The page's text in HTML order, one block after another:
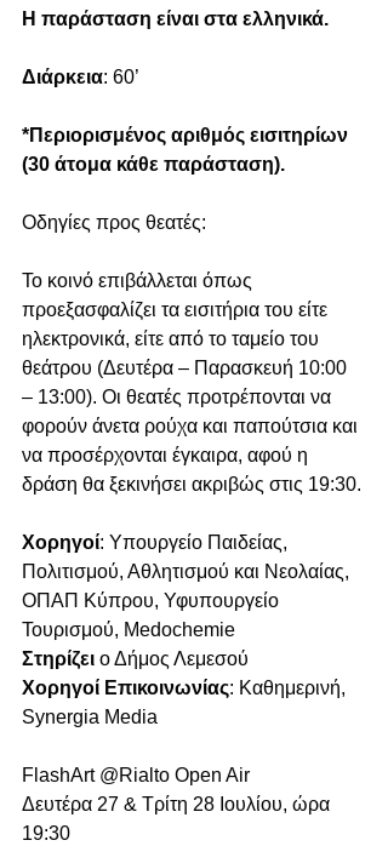
Η παράσταση είναι στα ελληνικά.
Διάρκεια: 60’
*Περιορισμένος αριθμός εισιτηρίων
(30 άτομα κάθε παράσταση).
Οδηγίες προς θεατές:
Το κοινό επιβάλλεται όπως
προεξασφαλίζει τα εισιτήρια του είτε
ηλεκτρονικά, είτε από το ταμείο του
θεάτρου (Δευτέρα – Παρασκευή 10:00
– 13:00). Οι θεατές προτρέπονται να
φορούν άνετα ρούχα και παπούτσια και
να προσέρχονται έγκαιρα, αφού η
δράση θα ξεκινήσει ακριβώς στις 19:30.
Χορηγοί: Υπουργείο Παιδείας,
Πολιτισμού, Αθλητισμού και Νεολαίας,
ΟΠΑΠ Κύπρου, Υφυπουργείο
Τουρισμού, Medochemie
Στηρίζει ο Δήμος Λεμεσού
Χορηγοί Επικοινωνίας: Καθημερινή,
Synergia Media
FlashArt @Rialto Open Air
Δευτέρα 27 & Τρίτη 28 Ιουλίου, ώρα
19:30